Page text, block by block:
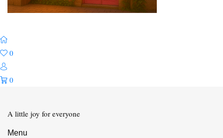
0
0
A little joy for everyone
Menu